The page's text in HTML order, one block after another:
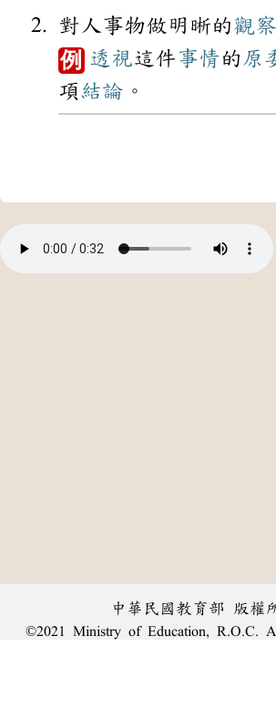
對人事物做明晰的觀察
例 透視這件事情的 原
項結論 。
中華民國教育部 版權
©2021 Ministry of Education, R.O.C.